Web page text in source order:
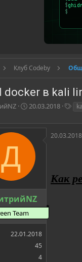
Клуб Codeby
docker в kali
Д
т
н
а
а
20.03.2018
г
и
Д
Team
22.01.2018
45
4
20.03.2018
Как